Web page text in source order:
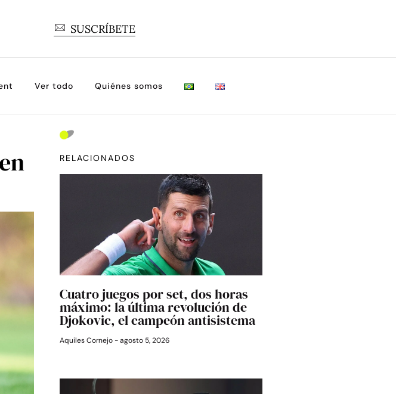
SUSCRÍBETE
Ver todo Quiénes somos
RELACIONADOS
Cuatro juegos por set, dos horas
máximo: la última revolución de
Djokovic, el campeón antisistema
Aquiles Cornejo agosto 5, 2026